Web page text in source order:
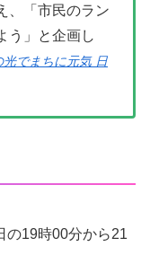
、「市民のラン
う」と企画し
光でまちに元気 日
の19時00分から21